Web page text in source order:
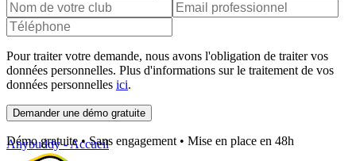
Pour traiter votre demande, nous avons l'obligation de traiter vos
données personnelles. Plus d'informations sur le traitement de vos
données personnelles ici.
Demander une démo gratuite
Démo gratuite • Sans engagement • Mise en place en 48h
Anybuddy - Accueil